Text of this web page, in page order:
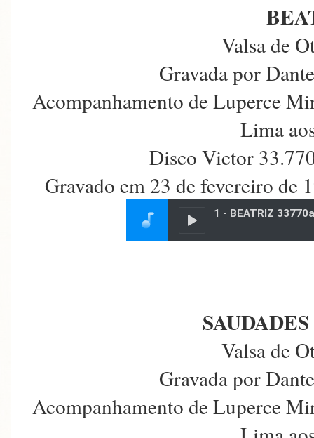
Valsa de
Gravada por
Acompanhamento de Luperce
Lima
Disco Victor
Gravado em 23 de fevereiro de
Valsa de
Gravada por
Acompanhamento de Luperce